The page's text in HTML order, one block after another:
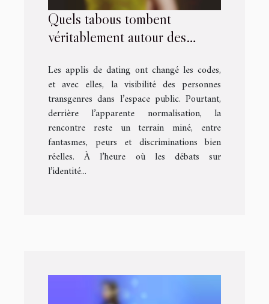
Quels tabous tombent
véritablement autour des
transgenres ?
Les applis de dating ont changé les codes,
et avec elles, la visibilité des personnes
transgenres dans l’espace public. Pourtant,
derrière l’apparente normalisation, la
rencontre reste un terrain miné, entre
fantasmes, peurs et discriminations bien
réelles. À l’heure où les débats sur
l’identité...